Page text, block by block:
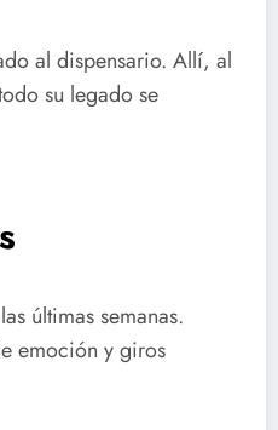
al dispensario. Allí, al
su legado se
últimas semanas.
emoción y giros